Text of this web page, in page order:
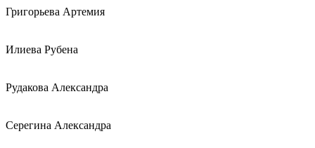
Григорьева Артемия
Илиева Рубена
Рудакова Александра
Серегина Александра